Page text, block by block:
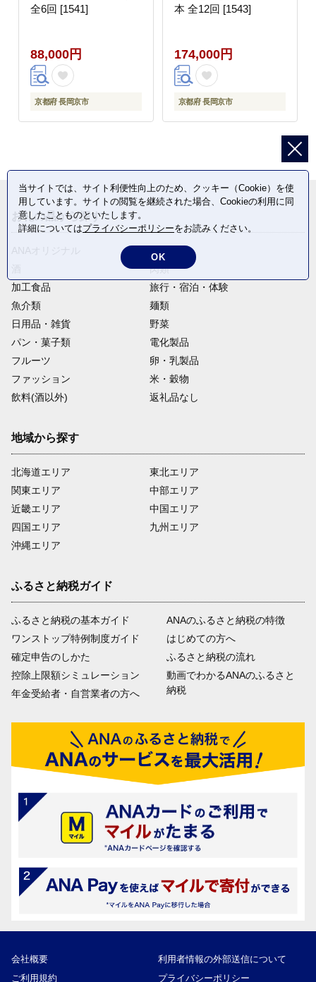
全6回 [1541]
88,000円
京都府 長岡京市
本 全12回 [1543]
174,000円
京都府 長岡京市
お礼の品から探す
肉類
加工食品
旅行・宿泊・体験
魚介類
麺類
日用品・雑貨
野菜
パン・菓子類
電化製品
フルーツ
卵・乳製品
ファッション
米・穀物
飲料(酒以外)
返礼品なし
地域から探す
北海道エリア
関東エリア
近畿エリア
四国エリア
沖縄エリア
東北エリア
中部エリア
中国エリア
九州エリア
ふるさと納税ガイド
ふるさと納税の基本ガイド
ワンストップ特例制度ガイド
確定申告のしかた
控除上限額シミュレーション
年金受給者・自営業者の方へ
ANAのふるさと納税の特徴
はじめての方へ
ふるさと納税の流れ
動画でわかるANAのふるさと
納税
会社概要
利用者情報の外部送信について
ご利用規約
プライバシーポリシー
当サイトでは、サイト利便性向上のため、クッキー（Cookie）を使
用しています。サイトの閲覧を継続された場合、Cookieの利用に同
意したことものといたします。
詳細についてはプライバシーポリシーをお読みください。
OK